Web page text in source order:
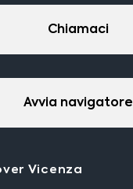
Chiamaci
Avvia navigatore
Vicenza